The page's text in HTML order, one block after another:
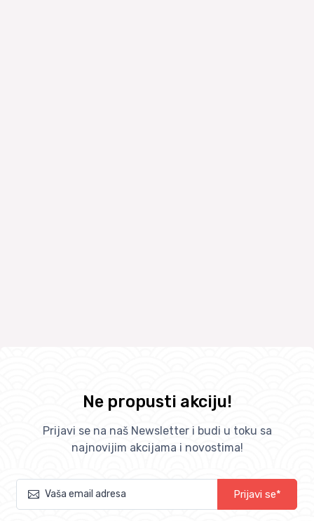
Ne propusti akciju!
Prijavi se na naš Newsletter i budi u toku sa
najnovijim akcijama i novostima!
Prijavi se*